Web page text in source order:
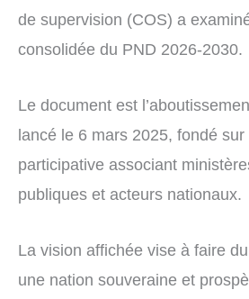
de supervision (COS) a
consolidée du PND 2026-2030.
Le document est
lancé le 6 mars 2025, fondé
participative associant
publiques et acteurs nationaux.
La vision affichée vise à faire du
une nation souveraine et